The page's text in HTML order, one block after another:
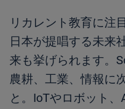
リカレント教育に注
日本が提唱する未来
来も挙げられます。
農耕、工業、情報に
と。IoTやロボット